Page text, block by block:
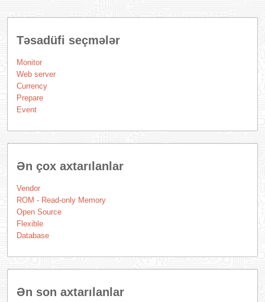
Təsadüfi seçmələr
Monitor
Web server
Currency
Prepare
Event
Ən çox axtarılanlar
Vendor
ROM - Read-only Memory
Open Source
Flexible
Database
Ən son axtarılanlar